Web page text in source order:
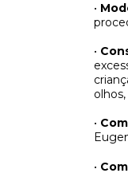
•
•
•
•